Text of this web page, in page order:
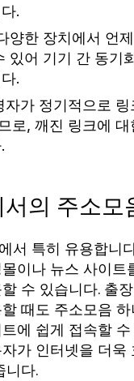
.
양한 장치에서 언
있어 기기 간 동기
.
자가 정기적으로 링
로, 깨진 링크에 대
의 주소모
서 특히 유용합니
이나 뉴스 사이트
수 있습니다. 출
때도 주소모음
에 쉽게 접속할
가 인터넷을 더욱
니다.